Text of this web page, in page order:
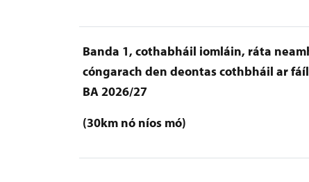
Banda 1, cothabháil iomláin, ráta
cóngarach den deontas cothbháil ar
BA 2026/27
(30km nó níos mó)